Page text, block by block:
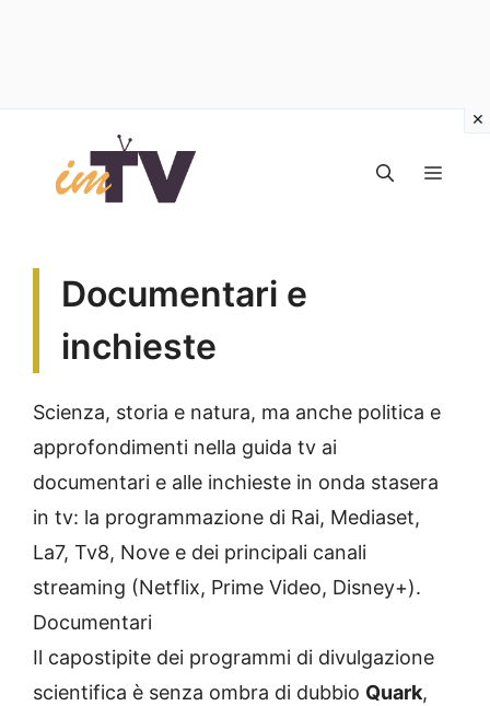
contenuto
Documentari e
inchieste
Scienza, storia e natura, ma anche politica e
approfondimenti nella guida tv ai
documentari e alle inchieste in onda stasera
in tv: la programmazione di Rai, Mediaset,
La7, Tv8, Nove e dei principali canali
streaming (Netflix, Prime Video, Disney+).
Documentari
Il capostipite dei programmi di divulgazione
scientifica è senza ombra di dubbio Quark,